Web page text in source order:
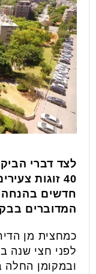
לצד דברי
40 זוגות
חדשים בהנחה
המדוברים
לפני חצי שנה